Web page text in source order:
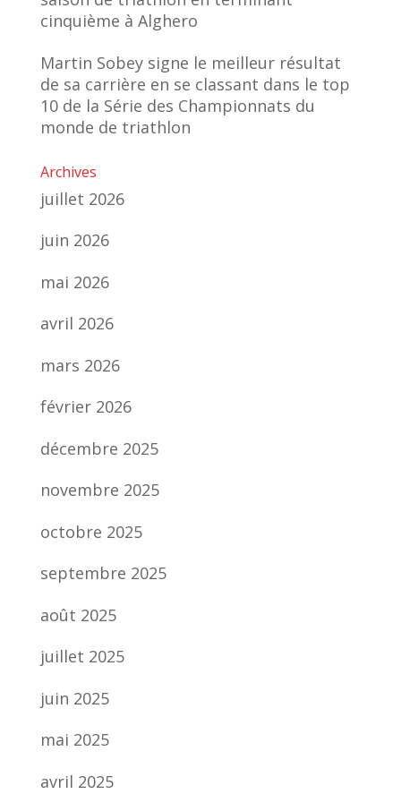
cinquième à Alghero
Martin Sobey signe le meilleur résultat
de sa carrière en se classant dans le top
10 de la Série des Championnats du
monde de triathlon
Archives
juillet 2026
juin 2026
mai 2026
avril 2026
mars 2026
février 2026
décembre 2025
novembre 2025
octobre 2025
septembre 2025
août 2025
juillet 2025
juin 2025
mai 2025
avril 2025